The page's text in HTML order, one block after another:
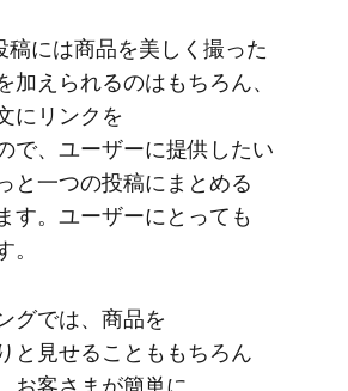
稿には​商品を​美しく​撮った​
加えられるのは​もちろん、​
に​リンクを​
で、​ユーザーに​提供したい​
と​一つの​投稿に​まとめる​
す。​ユーザーに​とっても​
。
グでは、​商品を​
と​見せる​ことも​もちろん​
お客さまが​簡単に​